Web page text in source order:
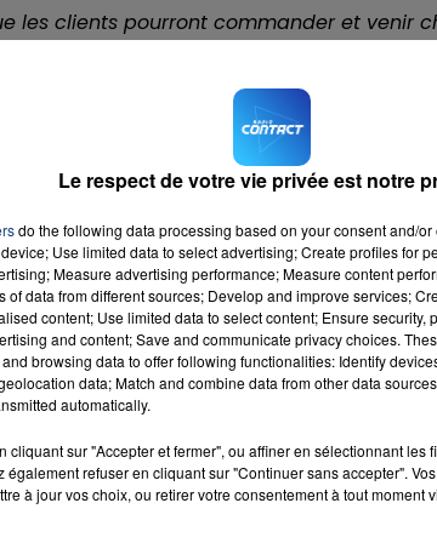
les clients pourront commander et venir
grosse boîte de donuts de
les partager. «
On est clairement dans
en matière de donuts aux Etats-
boutique devrait ouvrir dans le courant
ci. Près des gares.» On attend déjà avec
novembre !
VozerNord/
Le respect de votre vie privée est notre
do the following data processing based on your consent and/
Use limited data to select advertising; Create profiles for
Measure advertising performance; Measure content
of data from different sources; Develop and improve services;
content; Use limited data to select content; Ensure security,
and content; Save and communicate privacy choices.
browsing data to offer following functionalities: Identify
data; Match and combine data from other data
automatically.
cliquant sur "Accepter et fermer", ou affiner en sélectionnant les
également refuser en cliquant sur "Continuer sans accepter".
à jour vos choix, ou retirer votre consentement à tout moment